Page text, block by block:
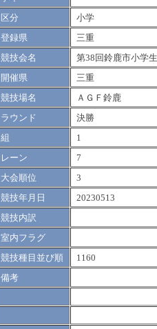
区分
小学
登録県
三重
競技会名
第38回鈴鹿市小学生
開催県
三重
競技場名
ＡＧＦ鈴鹿
ラウンド
決勝
組
1
レーン
7
大会順位
3
競技年月日
20230513
競技内訳
室内フラグ
競技種目並び順
1160
備考